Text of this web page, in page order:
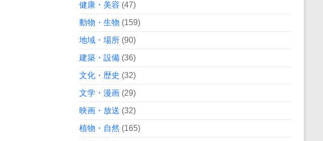
健康・美容 (47)
動物・生物 (159)
地域・場所 (90)
建築・設備 (36)
文化・歴史 (32)
文学・漫画 (29)
映画・放送 (32)
植物・自然 (165)